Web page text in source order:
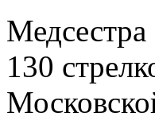
130